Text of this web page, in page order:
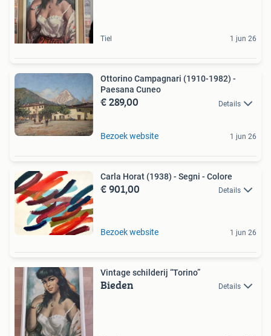
Tiel 1 jun 26
Ottorino Campagnari (1910-1982) -
Paesana Cuneo
€ 289,00 Details
Bezoek website 1 jun 26
Carla Horat (1938) - Segni - Colore
€ 901,00 Details
Bezoek website 1 jun 26
Vintage schilderij “Torino”
Bieden Details